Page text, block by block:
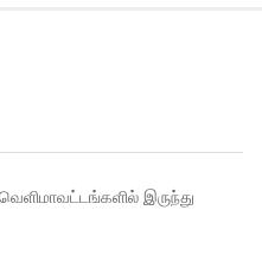
இருந்து